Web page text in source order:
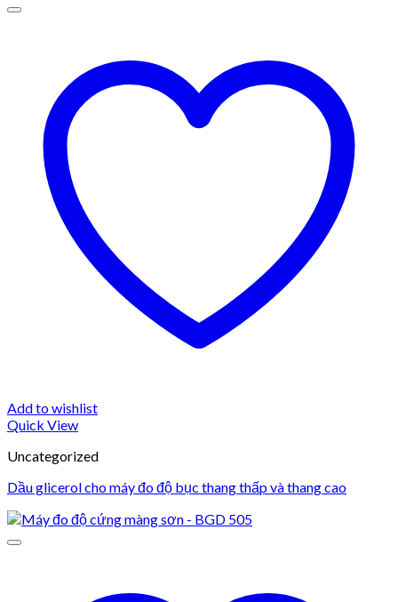
Add to wishlist
Quick View
Uncategorized
Dầu glicerol cho máy đo độ bục thang thấp và thang cao